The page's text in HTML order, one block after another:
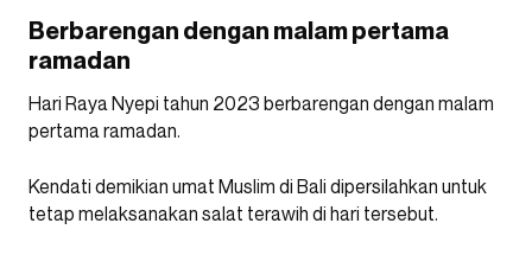
Berbarengan dengan malam pertama
ramadan
Hari Raya Nyepi tahun 2023 berbarengan dengan malam
pertama ramadan.
Kendati demikian umat Muslim di Bali dipersilahkan untuk
tetap melaksanakan salat terawih di hari tersebut.